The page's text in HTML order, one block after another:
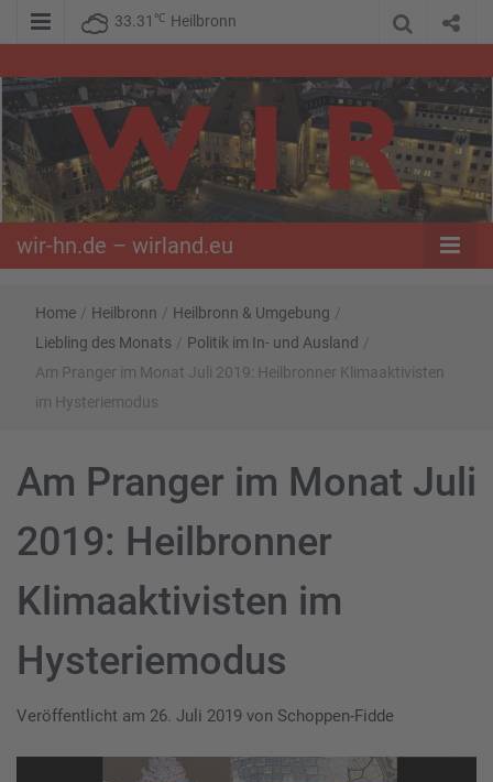
33.31 ℃ Heilbronn
wir-hn.de –
wirland.eu
wir-hn.de – wirland.eu
Home / Heilbronn / Heilbronn & Umgebung /
Liebling des Monats / Politik im In- und Ausland /
Am Pranger im Monat Juli 2019: Heilbronner Klimaaktivisten
im Hysteriemodus
Am Pranger im Monat Juli
2019: Heilbronner
Klimaaktivisten im
Hysteriemodus
Veröffentlicht am 26. Juli 2019 von Schoppen-Fidde